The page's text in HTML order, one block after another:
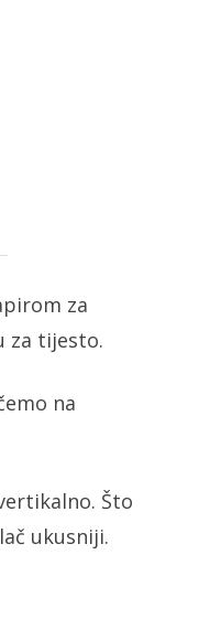
za
za tijesto.
na
Što
ukusniji.